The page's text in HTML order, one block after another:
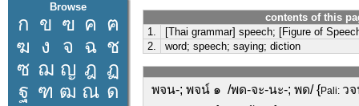
Browse
ก ข ฃ ค ฅ
ฆ ง จ ฉ ช
ซ ฌ ญ ฎ ฏ
ฐ ฑ ฒ ณ ด
contents of this
1.
[Thai grammar] speech; [Figure of
2.
word; speech; saying; diction
พจน-; พจน์ ๑ /พด-จะ-นะ-; พด/ {Pali: ว